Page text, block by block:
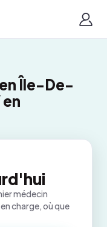
en Île-De-
médecin
charge, où que